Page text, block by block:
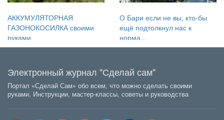
АККУМУЛЯТОРНАЯ
ГАЗОНОКОСИЛКА своими
руками
О Бари если не вы, кто-бы
ещё подтолкнул нас к
норма...
Электронный журнал "Сделай сам"
Портал «Сделай Сам» обо всем, что можно сделать своими
руками. Инструкции, мастер-классы, советы и руководства